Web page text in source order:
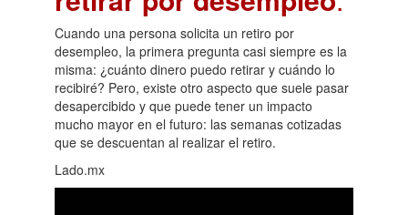
Cuando una persona solicita un retiro por
desempleo, la primera pregunta casi siempre es la
misma: ¿cuánto dinero puedo retirar y cuándo lo
recibiré? Pero, existe otro aspecto que suele pasar
desapercibido y que puede tener un impacto
mucho mayor en el futuro: las semanas cotizadas
que se descuentan al realizar el retiro.
Lado.mx